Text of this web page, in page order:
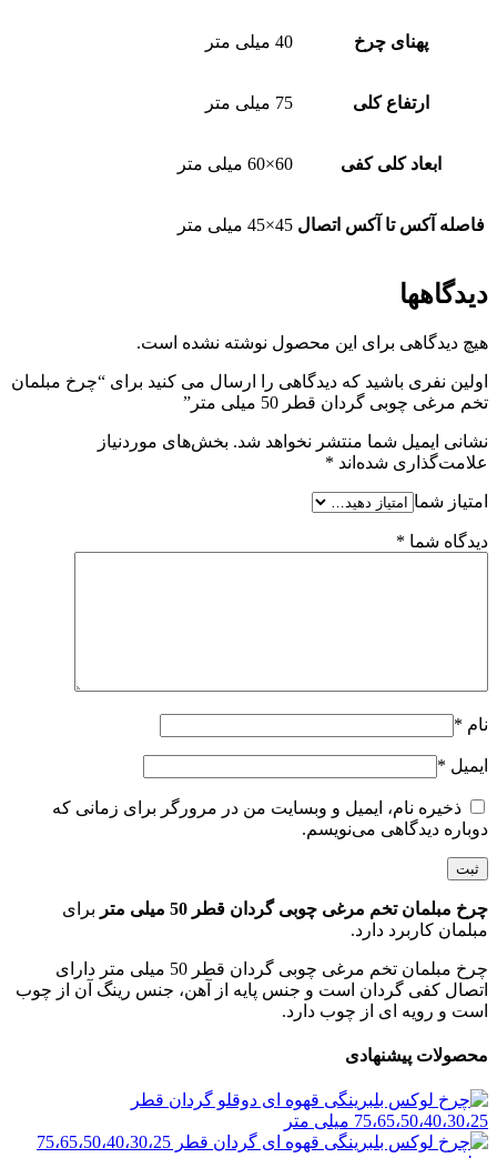
پهنای چرخ 40 میلی متر
ارتفاع کلی 75 میلی متر
ابعاد کلی کفی 60×60 میلی متر
فاصله آکس تا آکس اتصال 45×45 میلی متر
دیدگاهها
هیچ دیدگاهی برای این محصول نوشته نشده است.
اولین نفری باشید که دیدگاهی را ارسال می کنید برای “چرخ مبلمان
تخم مرغی چوبی گردان قطر 50 میلی متر”
نشانی ایمیل شما منتشر نخواهد شد. بخش‌های موردنیاز
علامت‌گذاری شده‌اند *
امتیاز شما
دیدگاه شما *
نام *
ایمیل *
ذخیره نام، ایمیل و وبسایت من در مرورگر برای زمانی که
دوباره دیدگاهی می‌نویسم.
چرخ مبلمان تخم مرغی چوبی گردان قطر 50 میلی متر
برای
مبلمان کاربرد دارد.
چرخ مبلمان تخم مرغی چوبی گردان قطر 50 میلی متر دارای
اتصال کفی گردان است و جنس پایه از آهن، جنس رینگ آن از چوب
است و رویه ای از چوب دارد.
محصولات پیشنهادی